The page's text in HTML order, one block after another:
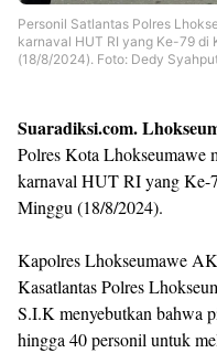
Personil Satlantas Polres
karnaval HUT RI yang Ke-79 di
(18/8/2024). Foto: Dedy
Suaradiksi.com.
Polres Kota Lhokseumawe
karnaval HUT RI yang Ke-
Minggu (18/8/2024).
Kapolres Lhokseumawe
Kasatlantas Polres
S.I.K menyebutkan bahwa
hingga 40 personil untuk